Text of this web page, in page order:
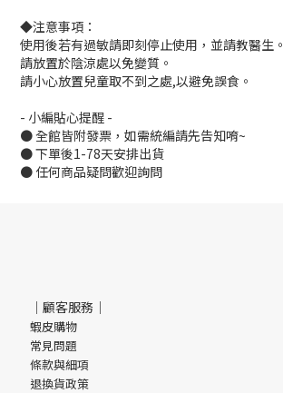
◆注意事項：
使用後若有過敏請即刻停止使用，並請教醫生。
請放置於陰涼處以免變質。
請小心放置兒童取不到之處,以避免誤食。
- 小編貼心提醒 -
● 全館皆附發票，如需統編請先告知唷~
● 下單後1-78天安排出貨
● 任何商品疑問歡迎詢問
｜顧客服務｜
蝦皮購物
常見問題
條款與細項
退換貨政策